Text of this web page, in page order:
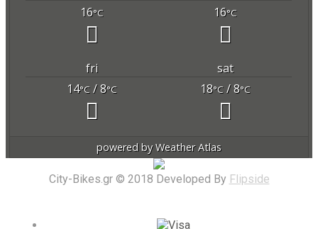
16°C 16°C
fri
sat
14°C / 8°C 18°C/ 8°C
powered byWeather Atlas
City-Bikes.gr © 2018 Developed By Flipside